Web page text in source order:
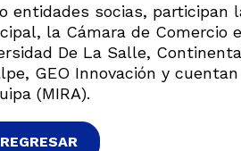
entidades socias, participan
la Cámara de
De La Salle,
GEO Innovación y
(MIRA).
REGRESAR